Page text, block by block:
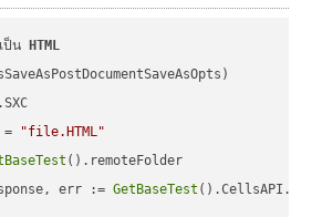
ป็น
HTML
=
"file.HTML"
().remoteFolder
err := GetBaseTest ().CellsAPI.